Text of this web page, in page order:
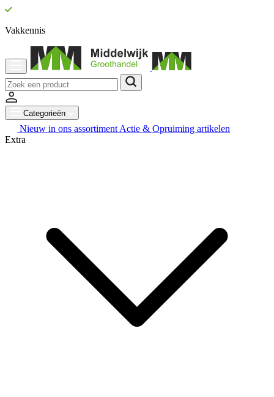
Vakkennis
Categorieën
Nieuw in ons assortiment Actie & Opruiming artikelen
Extra